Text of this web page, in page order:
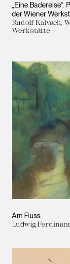
„Eine Badereise“.
der Wiener
Rudolf Kalvach,
Werkstätte
Am Fluss
Ludwig